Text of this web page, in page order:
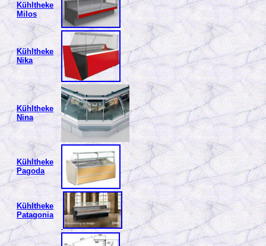
Kühltheke
Milos
Kühltheke
Nika
Kühltheke
Nina
Kühltheke
Pagoda
Kühltheke
Patagonia